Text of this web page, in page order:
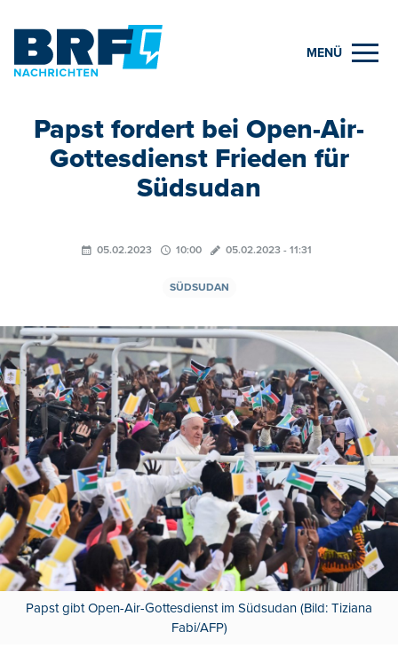
MENÜ
Papst fordert bei Open-Air-
Gottesdienst Frieden für
Südsudan
05.02.2023 10:00 05.02.2023 - 11:31
SÜDSUDAN
Papst gibt Open-Air-Gottesdienst im Südsudan (Bild: Tiziana
Fabi/AFP)